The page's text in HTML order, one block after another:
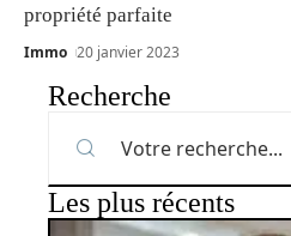
propriété parfaite
Immo 20 janvier 2023
Recherche
Les plus récents